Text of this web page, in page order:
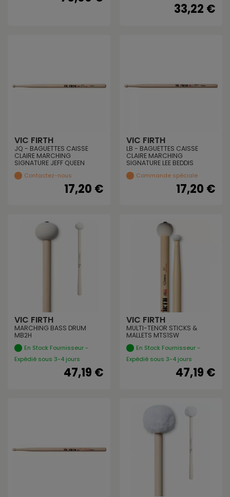
33,22 €
VIC FIRTH
JQ - BAGUETTES CAISSE
CLAIRE MARCHING
SIGNATURE JEFF QUEEN
Contactez-nous
17,20 €
VIC FIRTH
LB - BAGUETTES CAISSE
CLAIRE MARCHING
SIGNATURE LEE BEDDIS
Commande spéciale
17,20 €
VIC FIRTH
MARCHING BASS DRUM
MB2H
En Stock Fournisseur -
Expédié sous 3-4 jours
47,19 €
VIC FIRTH
MULTI-TENOR STICKS &
MALLETS MTS1SW
En Stock Fournisseur -
Expédié sous 3-4 jours
47,19 €